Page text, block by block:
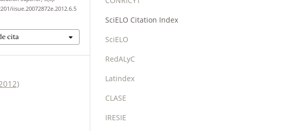
iisue.20072872e.2012.6.5
cita
SciELO Citation Index
SciELO
RedALyC
Latindex
CLASE
IRESIE